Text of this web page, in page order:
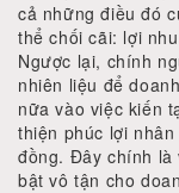
cả những điều đó
thể chối cãi: lợi
Ngược lại, chính
nhiên liệu để
nữa vào việc kiến
thiện phúc lợi
đồng. Đây chính là
bật vô tận cho